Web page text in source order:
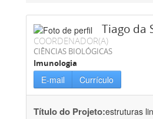
Tiago da
COORDENADOR(A)
CIÊNCIAS BIOLÓGICAS
Imunologia
E-mail Currículo
Título do Projeto:estruturas